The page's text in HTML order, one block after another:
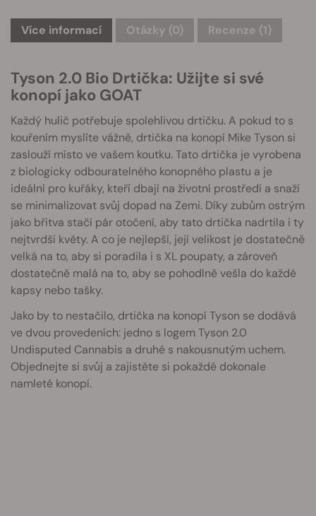
Více informací Otázky (0) Recenze (1)
Tyson 2.0 Bio Drtička: Užijte si své
konopí jako GOAT
Každý hulič potřebuje spolehlivou drtičku. A pokud to s
kouřením myslíte vážně, drtička na konopí Mike Tyson si
zaslouží místo ve vašem koutku. Tato drtička je vyrobena
z biologicky odbouratelného konopného plastu a je
ideální pro kuřáky, kteří dbají na životní prostředí a snaží
se minimalizovat svůj dopad na Zemi. Díky zubům ostrým
jako břitva stačí pár otočení, aby tato drtička nadrtila i ty
nejtvrdší květy. A co je nejlepší, její velikost je dostatečně
velká na to, aby si poradila i s XL poupaty, a zároveň
dostatečně malá na to, aby se pohodlně vešla do každé
kapsy nebo tašky.
Jako by to nestačilo, drtička na konopí Tyson se dodává
ve dvou provedeních: jedno s logem Tyson 2.0
Undisputed Cannabis a druhé s nakousnutým uchem.
Objednejte si svůj a zajistěte si pokaždé dokonale
namleté konopí.